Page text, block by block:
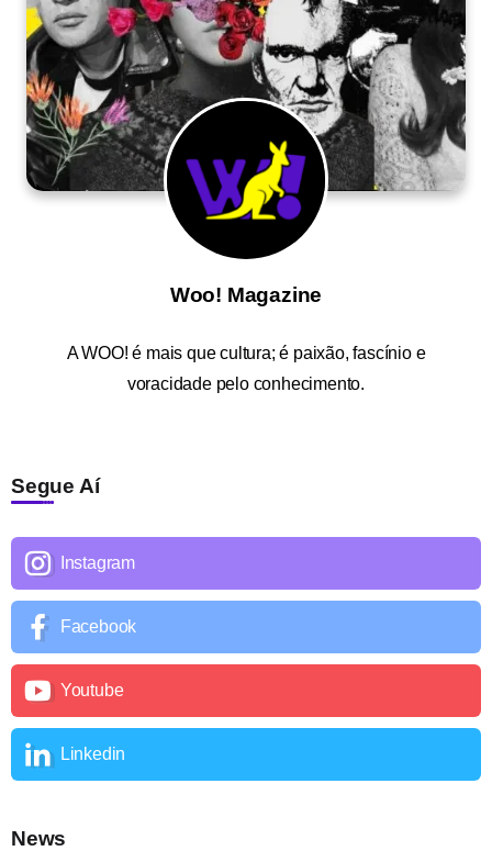
Woo! Magazine
AWOO! é mais que cultura; é paixão, fascínio e
voracidade pelo conhecimento.
Segue Aí
Instagram
Facebook
Youtube
Linkedin
News